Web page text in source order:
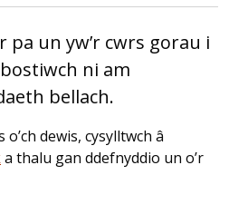
pa un yw’r cwrs gorau i
ni am
bellach.
dewis, cysylltwch â
a thalu gan ddefnyddio un o’r